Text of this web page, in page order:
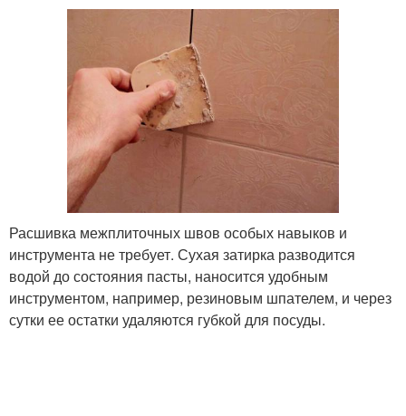
Расшивка межплиточных швов особых навыков и
инструмента не требует. Сухая затирка разводится
водой до состояния пасты, наносится удобным
инструментом, например, резиновым шпателем, и через
сутки ее остатки удаляются губкой для посуды.